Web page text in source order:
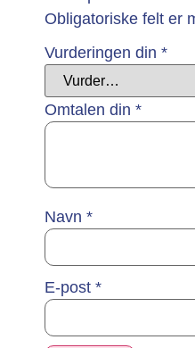
Obligatoriske felt er
Vurderingen din *
Omtalen din *
Navn *
E-post *